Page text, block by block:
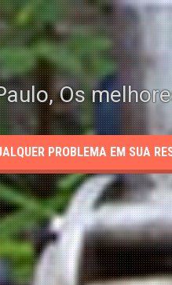
Os
PROBLEMA EM SUA